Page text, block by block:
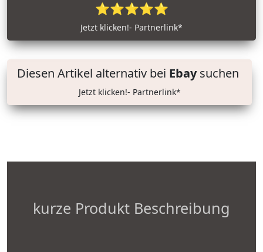
⭐⭐⭐⭐⭐
Jetzt klicken!- Partnerlink*
Diesen Artikel alternativ bei Ebaysuchen
Jetzt klicken!- Partnerlink*
kurze Produkt Beschreibung